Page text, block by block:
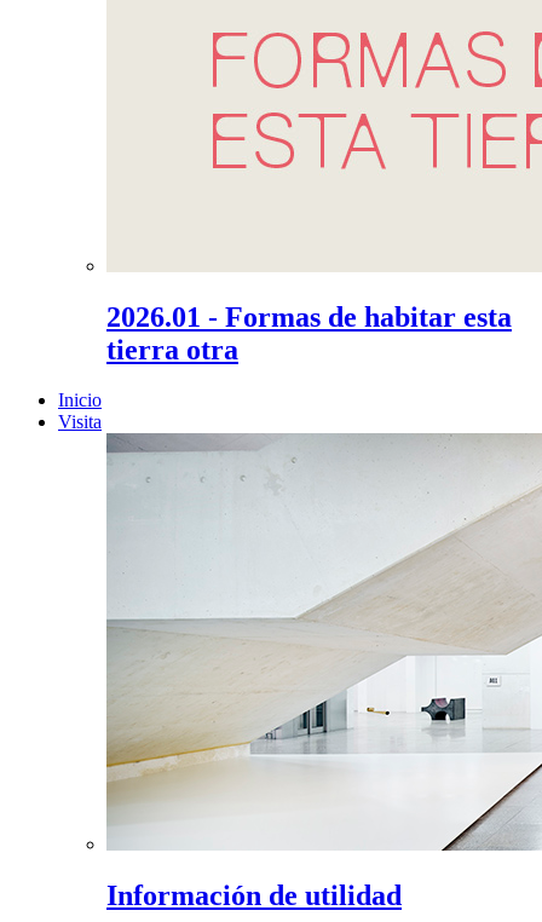
2026.01 - Formas de habitar esta
tierra otra
Inicio
Visita
Información de utilidad